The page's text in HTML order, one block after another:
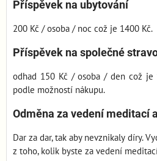
Příspěvek na ubytování
200 Kč / osoba / noc což je 1400 Kč.
Příspěvek na společné
odhad 150 Kč / osoba / den což je
podle možností nákupu.
Odměna za vedení meditací
Dar za dar, tak aby nevznikaly díry.
z toho, kolik byste za vedení